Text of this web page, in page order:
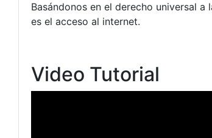
Basándonos en el derecho universal
es el acceso al internet.
Video Tutorial